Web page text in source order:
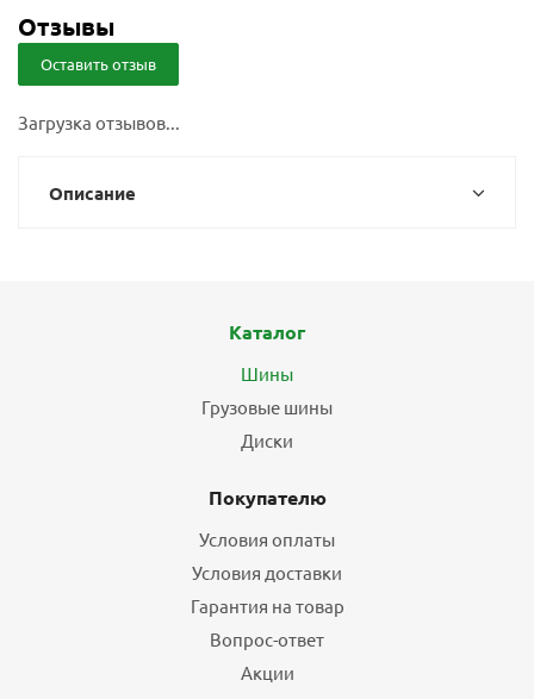
Отзывы
Оставить отзыв
Загрузка отзывов...
Описание
Каталог
Шины
Грузовые шины
Диски
Покупателю
Условия оплаты
Условия доставки
Гарантия на товар
Вопрос-ответ
Акции